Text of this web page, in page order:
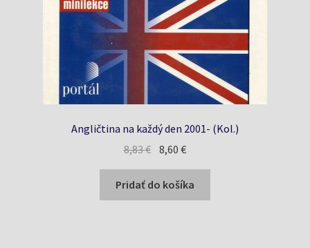
Angličtina na každý den 2001- (Kol.)
8,83€ Pôvodná
cena
bola:
8,83 €.
8,60€Aktuálna
cena
je:
8,60 €.
Pridať do košíka